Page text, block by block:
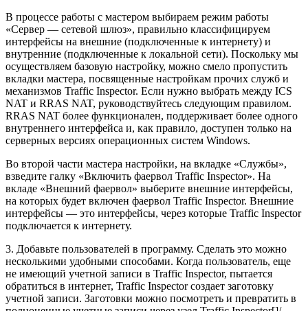
В процессе работы с мастером выбираем режим работы
«Сервер — сетевой шлюз», правильно классифицируем
интерфейсы на внешние (подключенные к интернету) и
внутренние (подключенные к локальной сети). Поскольку мы
осуществляем базовую настройку, можно смело пропустить
вкладки мастера, посвященные настройкам прочих служб и
механизмов Traffic Inspector. Если нужно выбрать между ICS
NAT и RRAS NAT, руководствуйтесь следующим правилом.
RRAS NAT более функционален, поддерживает более одного
внутреннего интерфейса и, как правило, доступен только на
серверных версиях операционных систем Windows.
Во второй части мастера настройки, на вкладке «Службы»,
взведите галку «Включить фаервол Traffic Inspector». На
вкладе «Внешний фаервол» выберите внешние интерфейсы,
на которых будет включен фаервол Traffic Inspector. Внешние
интерфейсы — это интерфейсы, через которые Traffic Inspector
подключается к интернету.
3. Добавьте пользователей в программу. Сделать это можно
несколькими удобными способами. Когда пользователь, еще
не имеющий учетной записи в Traffic Inspector, пытается
обратиться в интернет, Traffic Inspector создает заготовку
учетной записи. Заготовки можно посмотреть и превратить в